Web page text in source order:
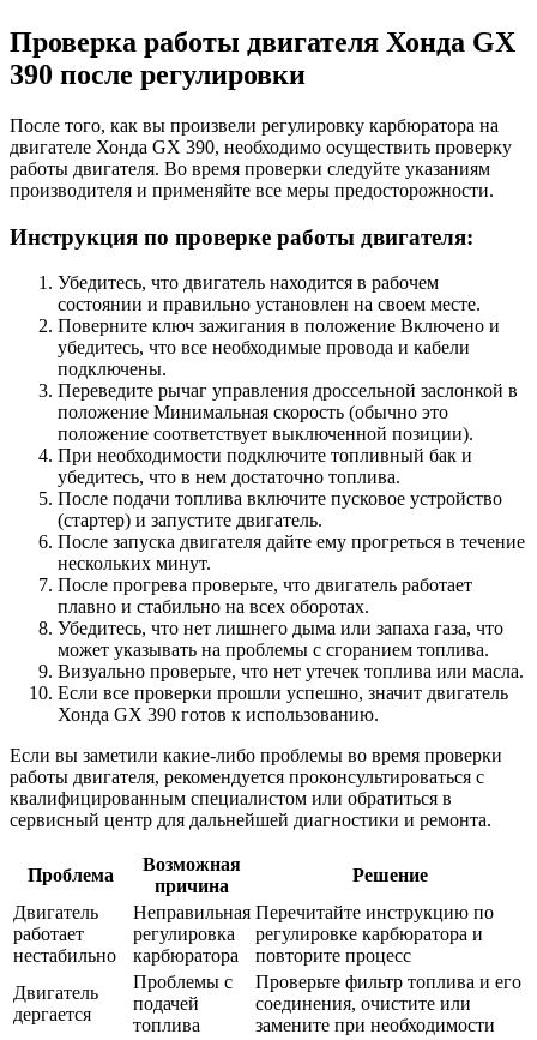
Проверка работы двигателя Хонда GX
390 после регулировки
После того, как вы произвели регулировку карбюратора на
двигателе Хонда GX 390, необходимо осуществить проверку
работы двигателя. Во время проверки следуйте указаниям
производителя и применяйте все меры предосторожности.
Инструкция по проверке работы двигателя:
Убедитесь, что двигатель находится в рабочем
состоянии и правильно установлен на своем месте.
Поверните ключ зажигания в положение Включено и
убедитесь, что все необходимые провода и кабели
подключены.
Переведите рычаг управления дроссельной заслонкой в
положение Минимальная скорость (обычно это
положение соответствует выключенной позиции).
При необходимости подключите топливный бак и
убедитесь, что в нем достаточно топлива.
После подачи топлива включите пусковое устройство
(стартер) и запустите двигатель.
После запуска двигателя дайте ему прогреться в течение
нескольких минут.
После прогрева проверьте, что двигатель работает
плавно и стабильно на всех оборотах.
Убедитесь, что нет лишнего дыма или запаха газа, что
может указывать на проблемы с сгоранием топлива.
Визуально проверьте, что нет утечек топлива или масла.
Если все проверки прошли успешно, значит двигатель
Хонда GX 390 готов к использованию.
Если вы заметили какие-либо проблемы во время проверки
работы двигателя, рекомендуется проконсультироваться с
квалифицированным специалистом или обратиться в
сервисный центр для дальнейшей диагностики и ремонта.
Проблема
Возможная
причина
Решение
Двигатель
работает
нестабильно
Неправильная
регулировка
карбюратора
Перечитайте инструкцию по
регулировке карбюратора и
повторите процесс
Двигатель
дергается
Проблемы с
подачей
топлива
Проверьте фильтр топлива и его
соединения, очистите или
замените при необходимости